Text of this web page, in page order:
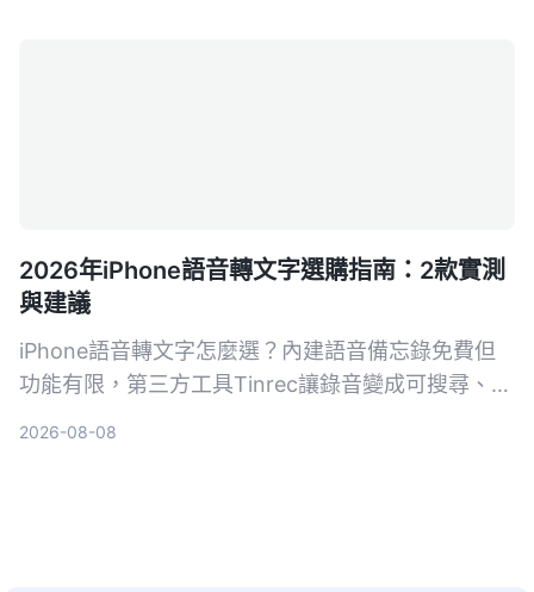
2026年iPhone語音轉文字選購指南：2款實測
與建議
iPhone語音轉文字怎麼選？內建語音備忘錄免費但
功能有限，第三方工具Tinrec讓錄音變成可搜尋、可
2026-08-08